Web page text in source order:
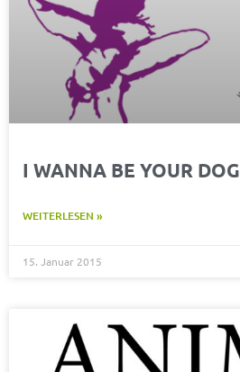
I WANNA BE YOUR DOG
WEITERLESEN »
15. Januar 2015